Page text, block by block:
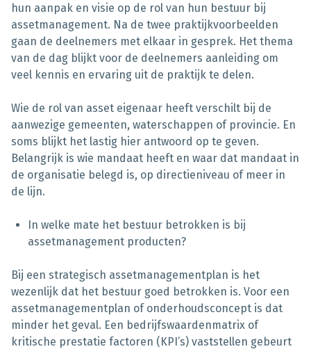
hun aanpak en visie op de rol van hun bestuur bij
assetmanagement. Na de twee praktijkvoorbeelden
gaan de deelnemers met elkaar in gesprek. Het thema
van de dag blijkt voor de deelnemers aanleiding om
veel kennis en ervaring uit de praktijk te delen.
Wie de rol van asset eigenaar heeft verschilt bij de
aanwezige gemeenten, waterschappen of provincie. En
soms blijkt het lastig hier antwoord op te geven.
Belangrijk is wie mandaat heeft en waar dat mandaat in
de organisatie belegd is, op directieniveau of meer in
de lijn.
In welke mate het bestuur betrokken is bij
assetmanagement producten?
Bij een strategisch assetmanagementplan is het
wezenlijk dat het bestuur goed betrokken is. Voor een
assetmanagementplan of onderhoudsconcept is dat
minder het geval. Een bedrijfswaardenmatrix of
kritische prestatie factoren (KPI’s) vaststellen gebeurt